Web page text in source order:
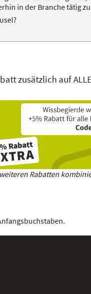
in der Branche tätig
zusätzlich auf
Rabatten